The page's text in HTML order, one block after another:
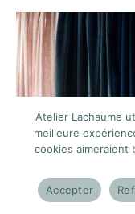
Atelier Lachaume
meilleure
cookies aimeraient
Accepter